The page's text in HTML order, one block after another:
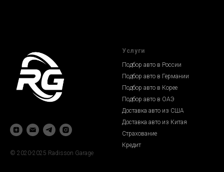
© 2020-2025 Radisson Garage
Услуги
Подбор авто в России
Подбор авто в Германии
Подбор авто в Корее
Подбор авто в ОАЭ
Доставка авто из США
Доставка авто из Китая
Страхование
Кредит